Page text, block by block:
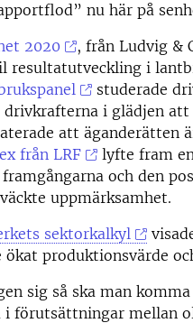
nu här på
2020
, från Ludvig &
resultatutveckling i
studerade
drivkrafterna i glädjen
att äganderätten
från LRF
lyfte fram
och den
uppmärksamhet.
sektorkalkyl
ökat produktionsvärde
sig så ska man
i förutsättningar mellan